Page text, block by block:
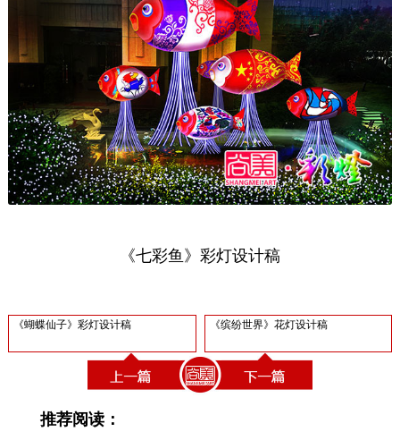
《七彩鱼》彩灯设计稿
《蝴蝶仙子》彩灯设计稿 《缤纷世界》花灯设计稿
推荐阅读：